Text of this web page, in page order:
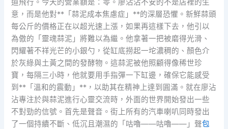
意，而是他對**「蒜泥成本焦慮症」**的深層恐懼。新鮮蒜頭
每公斤的價格正在以超光速上漲，如果再這樣下去，他引以
為傲的「靈魂蒜泥」將難以為繼。他拿著一把被磨得光滑、
閃耀著不祥光芒的小銀勺，從缸底撈起一坨濃稠的、顏色介
於灰綠與土黃之間的發酵物。這蒜泥被他照顧得像稀世珍
寶，每隔三小時，他就要用手指彈一下缸邊，確保它能感受
到**「溫和的震動」**，以助其在精神上達到圓滿。就在廖沾
沾專注於與蒜泥進行心靈交流時，外面的世界開始發出一些
不對勁的信號。首先是聲音。街上所有的汽車喇叭同時發出
了一個持續不斷、低沉且潮濕的「咕嚕——咕嚕——」聲包